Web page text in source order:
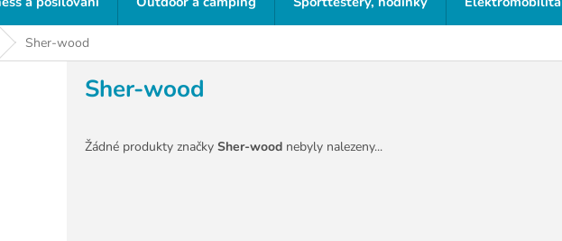
Sher-wood
Sher-wood
Žádné produkty značky Sher-wood nebyly nalezeny...